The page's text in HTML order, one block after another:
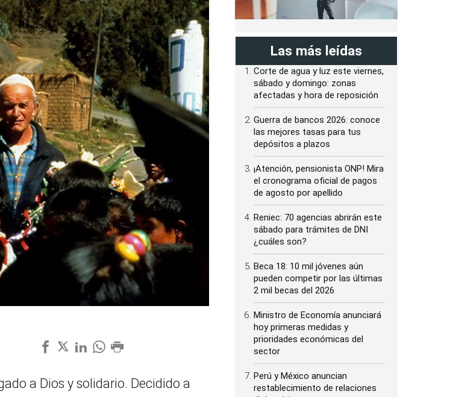
a Dios y solidario. Decidido a
Las más leídas
Corte de agua y luz este viernes,
sábado y domingo: zonas
afectadas y hora de reposición
Guerra de bancos 2026: conoce
las mejores tasas para tus
depósitos a plazos
¡Atención, pensionista ONP! Mira
el cronograma oficial de pagos
de agosto por apellido
Reniec: 70 agencias abrirán este
sábado para trámites de DNI
¿cuáles son?
Beca 18: 10 mil jóvenes aún
pueden competir por las últimas
2 mil becas del 2026
Ministro de Economía anunciará
hoy primeras medidas y
prioridades económicas del
sector
Perú y México anuncian
restablecimiento de relaciones